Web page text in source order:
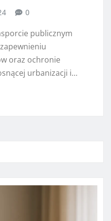
0
publicznym
oraz ochronie
urbanizacji i…